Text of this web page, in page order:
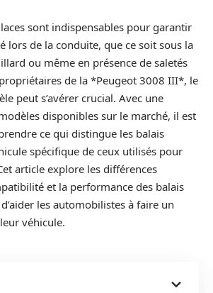
sont indispensables pour garantir
lors de la conduite, que ce soit sous la
ou même en présence de saletés
de la *Peugeot 3008 III*, le
peut s’avérer crucial. Avec une
disponibles sur le marché, il est
ce qui distingue les balais
spécifique de ceux utilisés pour
article explore les différences
et la performance des balais
les automobilistes à faire un
véhicule.